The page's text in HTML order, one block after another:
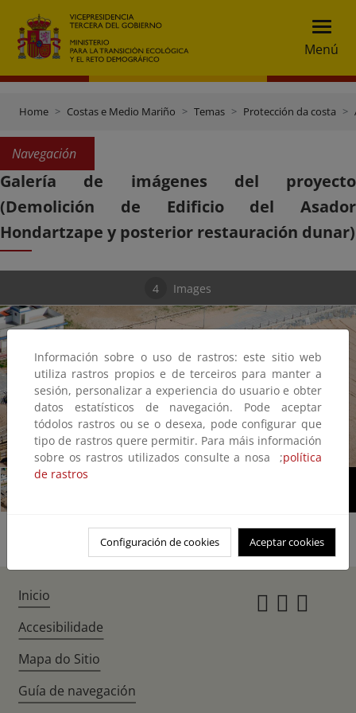
Menú
Home Costas e Medio Mariño Temas Protección da costa
Navegación
Galería de imágenes del proyecto
(Demolición de Edificio del Asador
Hondartzape y posterior restauración dunar)
4 Images
1/4
Información sobre o uso de rastros: este sitio web
utiliza rastros propios e de terceiros para manter a
sesión, personalizar a experiencia do usuario e obter
datos estatísticos de navegación. Pode aceptar
tódolos rastros ou se o desexa, pode configurar que
tipo de rastros quere permitir. Para máis información
sobre os rastros utilizados consulte a nosa ;política
de rastros
Configuración de cookies Aceptar cookies
Inicio
Accesibilidade
Mapa do Sitio
Guía de navegación